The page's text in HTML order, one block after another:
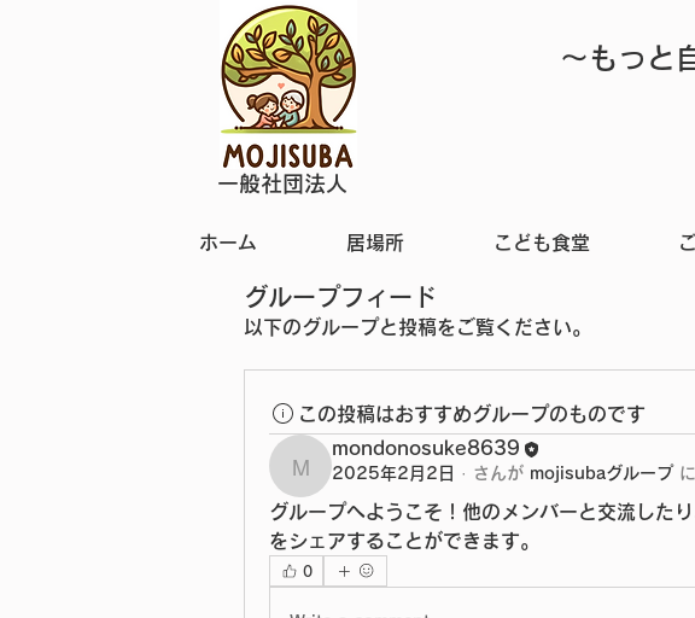
～​もっと
一般社団法人
ホーム 居場所 こども食堂
グループフィード
以下のグループと投稿をご覧ください。
この投稿はおすすめグループのものです
mondonosuke8639
mondonosuke8639
2025年2月2日 · さんが mojisubaグループ に
グループへようこそ！他のメンバーと交流した
をシェアすることができます。
0